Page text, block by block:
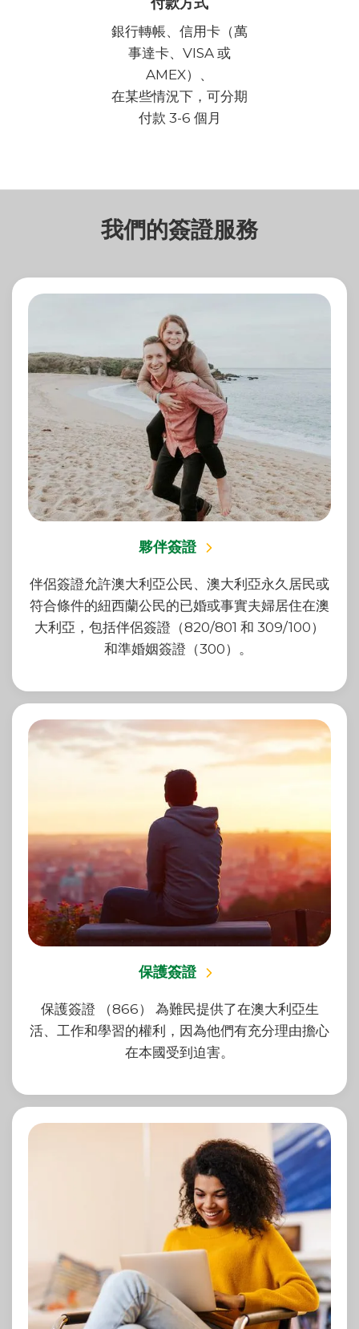
銀行轉帳、信用卡（萬
事達卡、VISA 或
AMEX）、
在某些情況下，可分期
付款 3-6 個月
我們的簽證服務
夥伴簽證
伴侶簽證允許澳大利亞公民、澳大利亞永久居民或
符合條件的紐西蘭公民的已婚或事實夫婦居住在澳
大利亞，包括伴侶簽證（820/801 和 309/100）
和準婚姻簽證（300）。
保護簽證
保護簽證 （866） 為難民提供了在澳大利亞生
活、工作和學習的權利，因為他們有充分理由擔心
在本國受到迫害。